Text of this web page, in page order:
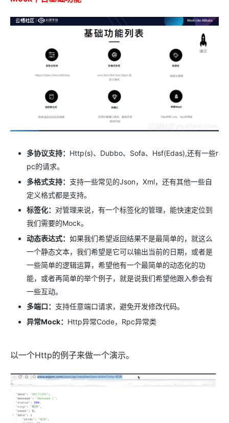
多协议支持： Http(s)、Dubbo、Sofa、Hsf(Edas),还有一些r
pc的请求。
多格式支持： 支持一些常见的Json，Xml，还有其他一些自
定义格式都是支持。
标签化： 对管理来说，有一个标签化的管理，能快速定位到
我们需要的Mock。
动态表达式： 如果我们希望返回结果不是最简单的，就这么
一个静态文本，我们希望是它可以输出当前的日期，或者是
一些简单的逻辑运算，希望他有一个最简单的动态化的功
能，或者再简单的举个例子，就是说我们希望他跟入参会有
一些互动。
多端口： 支持任意端口请求，避免开发修改代码。
异常Mock： Http异常Code，Rpc异常类
以一个Http的例子来做一个演示。